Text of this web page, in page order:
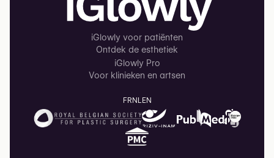
iGlowly voor patiënten
Ontdek de esthetiek
iGlowly Pro
Voor klinieken en artsen
FRNLEN